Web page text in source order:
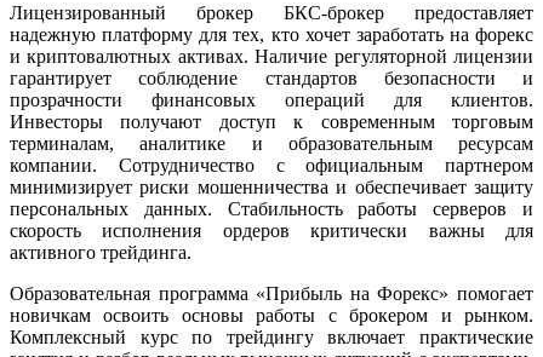
Лицензированный брокер БКС-брокер предоставляет
надежную платформу для тех, кто хочет заработать на форекс
и криптовалютных активах. Наличие регуляторной лицензии
гарантирует соблюдение стандартов безопасности и
прозрачности финансовых операций для клиентов.
Инвесторы получают доступ к современным торговым
терминалам, аналитике и образовательным ресурсам
компании. Сотрудничество с официальным партнером
минимизирует риски мошенничества и обеспечивает защиту
персональных данных. Стабильность работы серверов и
скорость исполнения ордеров критически важны для
активного трейдинга.
Образовательная программа «Прибыль на Форекс» помогает
новичкам освоить основы работы с брокером и рынком.
Комплексный курс по трейдингу включает практические